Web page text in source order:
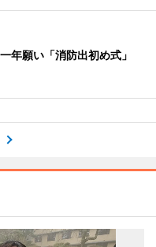
年願い「消防出初め式」